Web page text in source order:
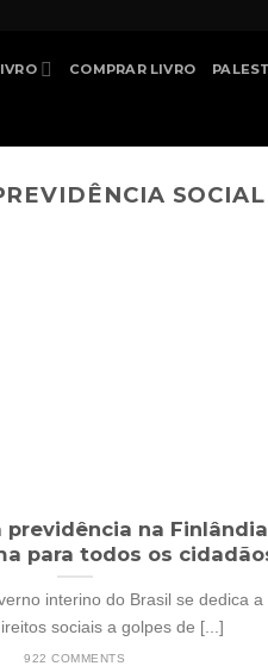
COMPRAR LIVRO
SOCIAL
previdência na
para todos os
interino do Brasil se dedica a
sociais a golpes de [...]
922 COMMENTS